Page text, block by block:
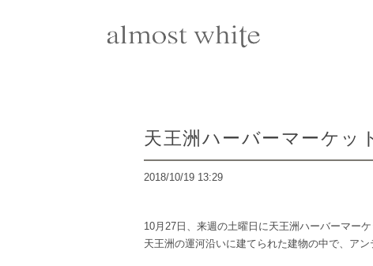
天王洲ハーバーマーケッ
2018/10/19 13:29
10月27日、来週の土曜日に天王洲ハーバーマーケ
天王洲の運河沿いに建てられた建物の中で、ア